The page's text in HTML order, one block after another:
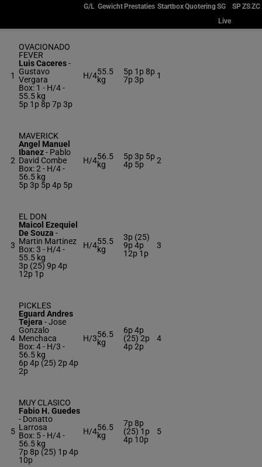
G/L Gewicht Prestaties StartboxQuoteringSG SPZSZC
Live
1
OVACIONADO
FEVER
Luis Caceres-
Gustavo
Vergara
Box: 1 - H/4 -
55.5 kg
5p 1p 8p 7p 3p
H/455.5
kg
5p 1p 8p
7p 3p
1
2
MAVERICK
Angel Manuel
Ibanez- Pablo
David Combe
Box: 2 - H/4 -
56.5 kg
5p 3p 5p 4p 5p
H/456.5
kg
5p 3p 5p
4p 5p
2
3
EL DON
Maicol Ezequiel
De Souza -
Martin Martinez
Box: 3 - H/4 -
55.5 kg
3p (25) 9p 4p
12p 1p
H/455.5
kg
3p (25)
9p 4p
12p 1p
3
4
PICKLES
Eguard Andres
Tejera -Jose
Gonzalo
Menchaca
Box: 4 - H/3 -
56.5 kg
6p 4p (25) 2p 4p
2p
H/356.5
kg
6p 4p
(25) 2p
4p 2p
4
5
MUY CLASICO
Fabio H. Guedes
- Donatto
Larrosa
Box: 5 - H/4 -
56.5 kg
7p 8p (25) 1p 4p
10p
H/456.5
kg
7p 8p
(25) 1p
4p 10p
5